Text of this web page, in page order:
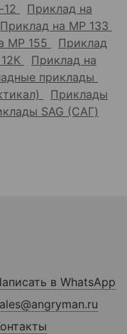
Приклад на
Приклад на МР 133
МР 155
Приклад
Приклад на
приклады
Приклады
SAG (САГ)
в WhatsApp